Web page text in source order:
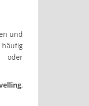
und
oder
,